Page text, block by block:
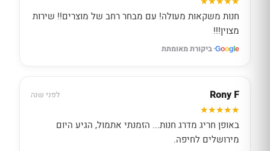
חנות משקאות מעולה! עם מבחר רחב של מוצרים!! שירות
מצוין!!!
Google · ביקורת מאומתת
Rony F לפני שנה
באופן חריג מדרג חנות... הזמנתי אתמול, הגיע היום
מירושלים לחיפה.